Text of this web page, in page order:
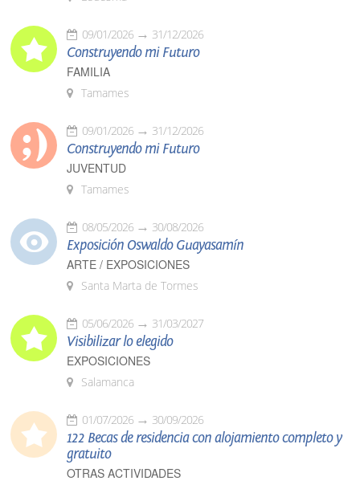
09/01/2026 31/12/2026
Construyendo mi Futuro
FAMILIA
Tamames
09/01/2026 31/12/2026
Construyendo mi Futuro
JUVENTUD
Tamames
08/05/2026 30/08/2026
Exposición Oswaldo Guayasamín
ARTE / EXPOSICIONES
Santa Marta de Tormes
05/06/2026 31/03/2027
Visibilizar lo elegido
EXPOSICIONES
Salamanca
01/07/2026 30/09/2026
122 Becas de residencia con alojamiento completo y
gratuito
OTRAS ACTIVIDADES